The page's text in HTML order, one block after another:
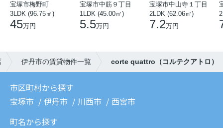
宝塚市梅野町
3LDK (96.75㎡)
45万円
宝塚市中筋９丁目
1LDK (45.00㎡)
5.5万円
宝塚市中山寺１丁目
2LDK (62.06㎡)
7.2万円
伊丹市の賃貸物件一覧 corte quattro（コルテクアトロ）
市区町村から探す
宝塚市
伊丹市 川西市
西宮市
町名から探す